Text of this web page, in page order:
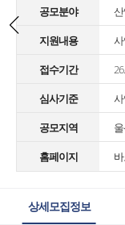
공모분야
지원내용
접수기간
심사기준
공모지역
홈페이지
상세모집정보